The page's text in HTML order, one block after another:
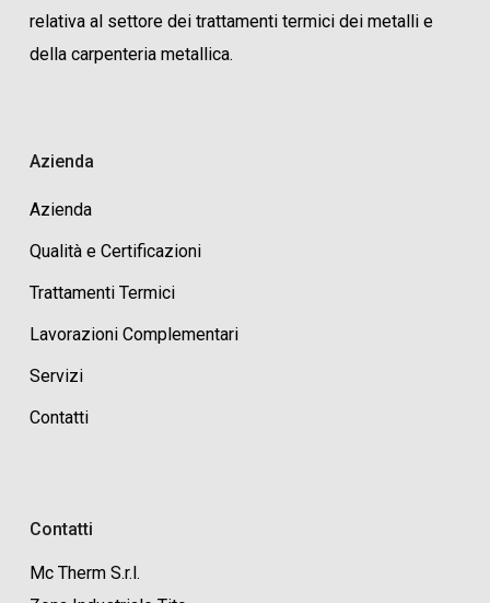
relativa al settore dei trattamenti termici dei metalli e
della carpenteria metallica.
Azienda
Azienda
Qualità e Certificazioni
Trattamenti Termici
Lavorazioni Complementari
Servizi
Contatti
Contatti
Mc Therm S.r.l.